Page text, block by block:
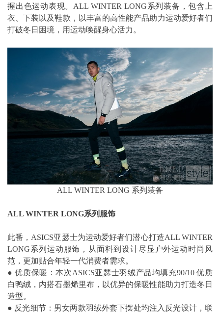
握出色运动表现。ALL WINTER LONG系列装备，包含上
衣、下装以及鞋款，以丰富的高性能产品助力运动爱好者们
打破冬日困境，用运动唤醒身心活力。
ALL WINTER LONG 系列装备
ALL WINTER LONG系列服饰
此番，ASICS亚瑟士为运动爱好者们潜心打造ALL WINTER
LONG系列运动服饰，从面料到设计尽显户外运动时尚风
范，更加贴合年轻一代消费者需求。
● 优质保暖：本次ASICS亚瑟士羽绒产品均填充90/10 优质
白鸭绒，内搭石墨烯里布，以优异的保暖性能助力打造冬日
造型。
● 反光细节：男女两款羽绒外套下摆处均注入反光设计，联